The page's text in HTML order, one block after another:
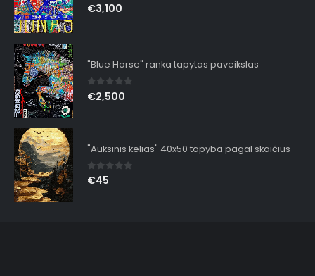
0out of 5
€3,100
"Blue Horse" ranka tapytas paveikslas
0out of 5
€2,500
"Auksinis kelias" 40x50 tapyba pagal skaičius
0out of 5
€45